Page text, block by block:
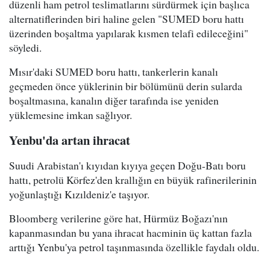
düzenli ham petrol teslimatlarını sürdürmek için başlıca
alternatiflerinden biri haline gelen "SUMED boru hattı
üzerinden boşaltma yapılarak kısmen telafi edileceğini"
söyledi.
Mısır'daki SUMED boru hattı, tankerlerin kanalı
geçmeden önce yüklerinin bir bölümünü derin sularda
boşaltmasına, kanalın diğer tarafında ise yeniden
yüklemesine imkan sağlıyor.
Yenbu'da artan ihracat
Suudi Arabistan'ı kıyıdan kıyıya geçen Doğu-Batı boru
hattı, petrolü Körfez'den krallığın en büyük rafinerilerinin
yoğunlaştığı Kızıldeniz'e taşıyor.
Bloomberg verilerine göre hat, Hürmüz Boğazı'nın
kapanmasından bu yana ihracat hacminin üç kattan fazla
arttığı Yenbu'ya petrol taşınmasında özellikle faydalı oldu.